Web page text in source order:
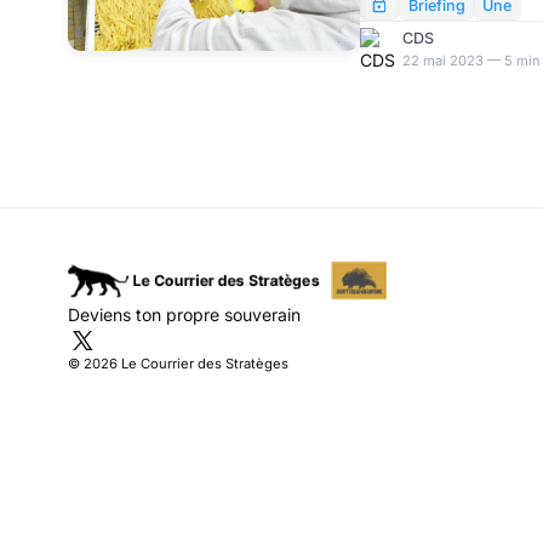
prix des pâtes pour
réalité, si vous
Briefing
Une
CDS
22 mai 2023 — 5
Deviens ton propre souverain
© 2026 Le Courrier des Stratèges